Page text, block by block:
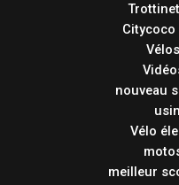
Citycoco
nouveau
Vélo
meilleur